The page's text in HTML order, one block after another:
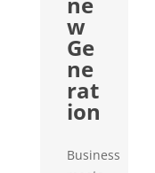
w
Ge
ne
rat
ion
Business